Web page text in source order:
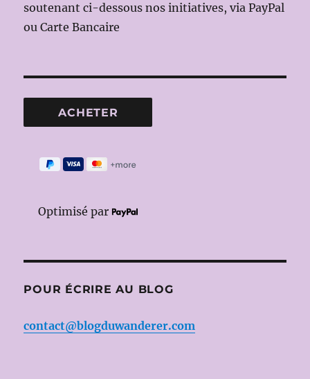
soutenant ci-dessous nos initiatives, via PayPal
ou Carte Bancaire
Optimisé par
POUR ÉCRIRE AU BLOG
contact@blogduwanderer.com